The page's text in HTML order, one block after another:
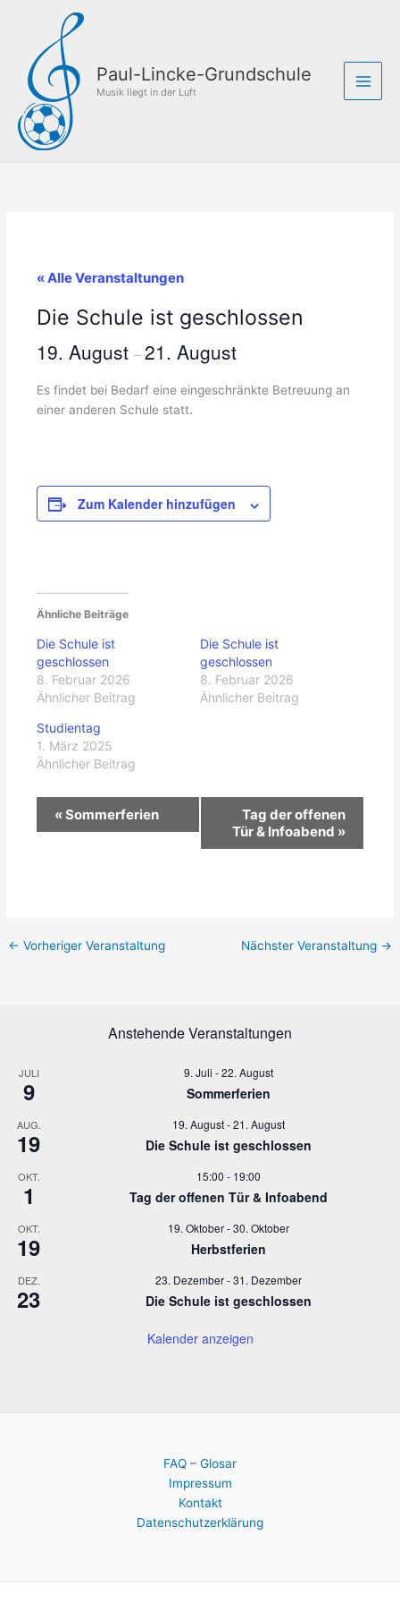
springen
Paul-Lincke-Grundschule
Musik liegt in der Luft
« Alle Veranstaltungen
Die Schule ist geschlossen
19. August–21. August
Es findet bei Bedarf eine eingeschränkte Betreuung an
einer anderen Schule statt.
Zum Kalender hinzufügen
Ähnliche Beiträge
Die Schule ist
geschlossen
8. Februar 2026
Ähnlicher Beitrag
Die Schule ist
geschlossen
8. Februar 2026
Ähnlicher Beitrag
Studientag
1. März 2025
Ähnlicher Beitrag
a
N
v
i
a
o
n
«Sommerferien
Tag der offenen
Tür & Infoabend »
← Vorheriger Veranstaltung Nächster Veranstaltung →
Anstehende Veranstaltungen
JULI
9
9. Juli -22. August
Sommerferien
AUG.
19
19. August-21. August
Die Schule ist geschlossen
OKT.
1
15:00 - 19:00
Tag der offenen Tür & Infoabend
OKT.
19
19. Oktober-30. Oktober
Herbstferien
DEZ.
23
23. Dezember-31. Dezember
Die Schule ist geschlossen
Kalender anzeigen
FAQ – Glosar
Impressum
Kontakt
Datenschutzerklärung